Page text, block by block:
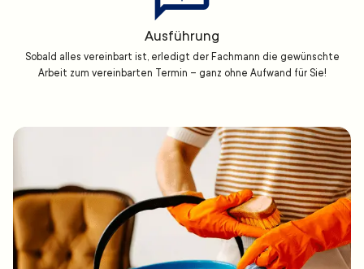
Ausführung
Sobald alles vereinbart ist, erledigt der Fachmann die gewünschte
Arbeit zum vereinbarten Termin – ganz ohne Aufwand für Sie!